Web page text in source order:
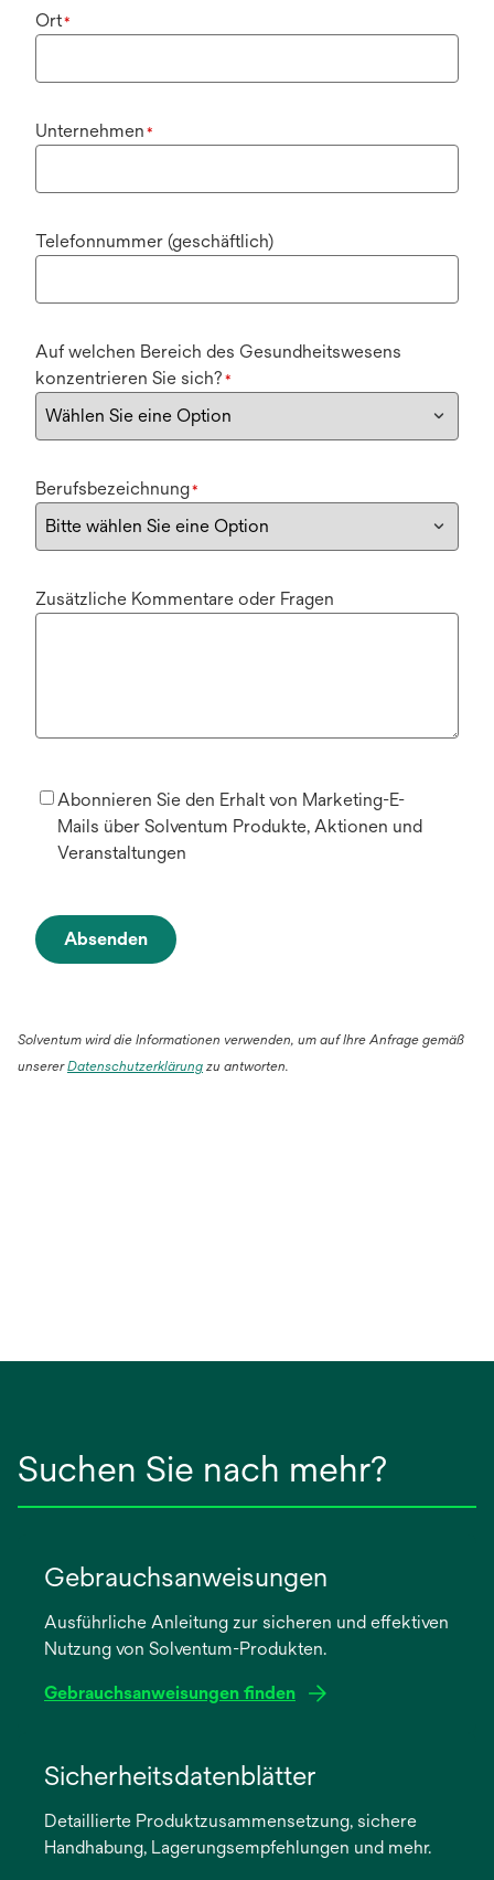
Ort*
Unternehmen *
Telefonnummer (geschäftlich)
Auf welchen Bereich des Gesundheitswesens
konzentrieren Sie sich? *
Berufsbezeichnung*
Zusätzliche Kommentare oder Fragen
Abonnieren Sie den Erhalt von Marketing-E-
Mails über Solventum Produkte, Aktionen und
Veranstaltungen
Absenden
Solventum wird die Informationen verwenden, um auf Ihre Anfrage gemäß
unsererDatenschutzerklärung zu antworten.
Suchen Sie nach mehr?
Gebrauchsanweisungen
Ausführliche Anleitung zur sicheren und effektiven
Nutzung von Solventum-Produkten.
Gebrauchsanweisungen finden
neuen
Registerkarte
Sicherheitsdatenblätter
Detaillierte Produktzusammensetzung, sichere
Handhabung, Lagerungsempfehlungen und mehr.